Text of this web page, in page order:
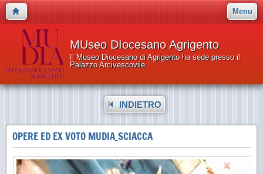
Menu
MUseo DIocesano Agrigento
Il Museo Diocesano di Agrigento ha sede presso il
Palazzo Arcivescovile
INDIETRO
OPERE ED EX VOTO MUDIA_SCIACCA